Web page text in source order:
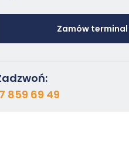
Zamów terminal
859 69 49